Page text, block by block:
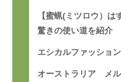
【蜜蝋(ミツロウ）は
驚きの使い道を紹介
エシカルファッション
オーストラリア メ